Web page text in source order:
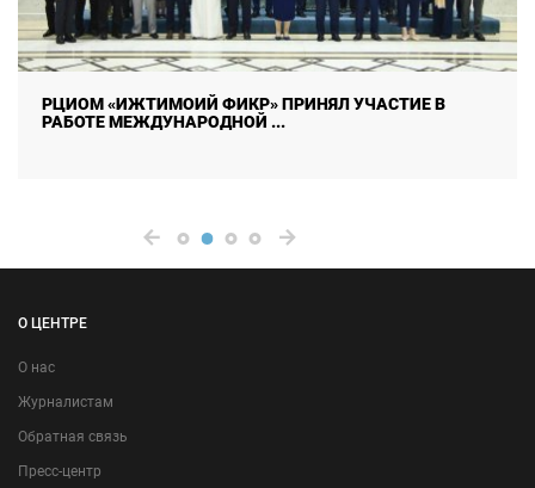
РЦИОМ «ИЖТИМОИЙ ФИКР» ПРИНЯЛ УЧАСТИЕ В
РАБОТЕ МЕЖДУНАРОДНОЙ ...
О ЦЕНТРЕ
О нас
Журналистам
Обратная связь
Пресс-центр